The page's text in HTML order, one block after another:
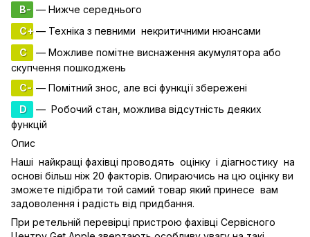
B- — Нижче середнього
C+— Техніка з певними некритичними нюансами
C
— Можливе помітне виснаження акумулятора або
скупчення пошкоджень
C- — Помітний знос, але всі функції збережені
D
— Робочий стан, можлива відсутність деяких
функцій
Опис
Наші найкращі фахівці проводять оцінку і діагностику на
основі більш ніж 20 факторів. Опираючись на цю оцінку ви
зможете підібрати той самий товар який принесе вам
задоволення і радість від придбання.
При ретельній перевірці пристрою фахівці Сервісного